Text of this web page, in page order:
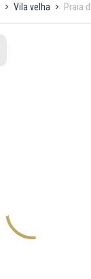
Vila velha Praia